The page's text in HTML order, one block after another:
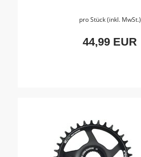
pro Stück (inkl. MwSt.)
44,99 EUR